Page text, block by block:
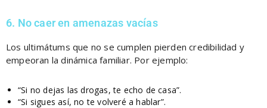
6. No caer en amenazas vacías
Los ultimátums que no se cumplen pierden credibilidad y
empeoran la dinámica familiar. Por ejemplo:
“Si no dejas las drogas, te echo de casa”.
“Si sigues así, no te volveré a hablar”.